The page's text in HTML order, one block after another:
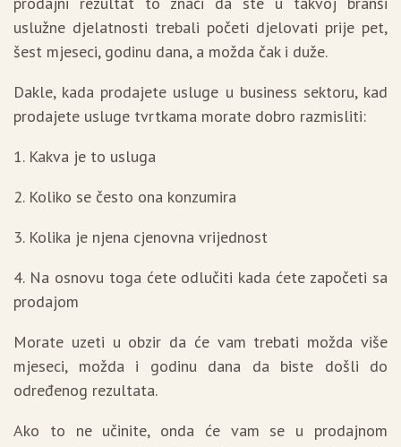
uslužne djelatnosti trebali početi djelovati prije pet,
šest mjeseci, godinu dana, a možda čak i duže.
Dakle, kada prodajete usluge u business sektoru, kad
prodajete usluge tvrtkama morate dobro razmisliti:
1. Kakva je to usluga
2. Koliko se često ona konzumira
3. Kolika je njena cjenovna vrijednost
4. Na osnovu toga ćete odlučiti kada ćete započeti sa
prodajom
Morate uzeti u obzir da će vam trebati možda više
mjeseci, možda i godinu dana da biste došli do
određenog rezultata.
Ako to ne učinite, onda će vam se u prodajnom